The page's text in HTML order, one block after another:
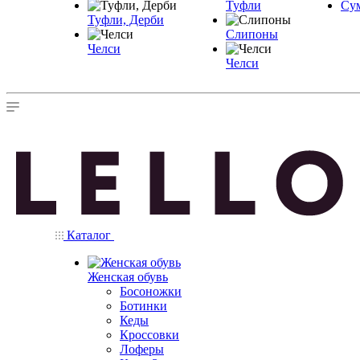
Туфли, Дерби
Челси
Туфли
Слипоны
Челси
Каталог
Женская обувь
Босоножки
Ботинки
Кеды
Кроссовки
Лоферы